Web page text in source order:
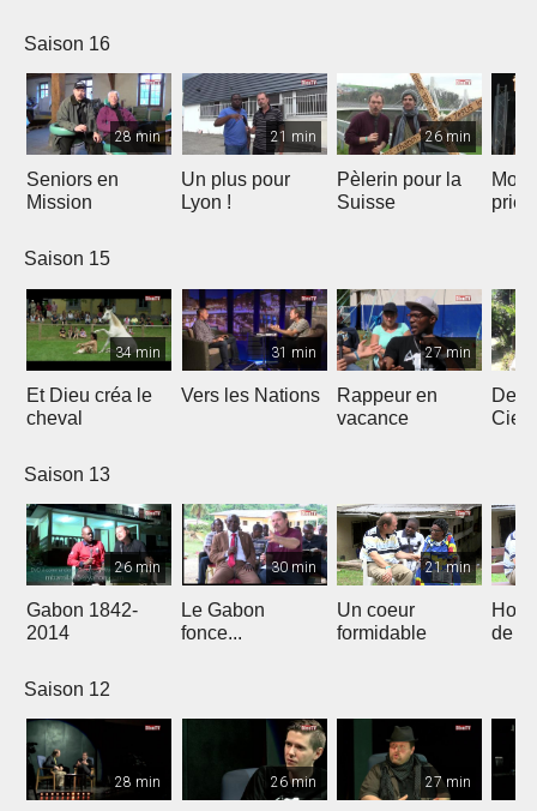
Saison 16
28 min
Seniors en
Mission
21 min
Un plus pour
Lyon !
26 min
Pèlerin pour la
Suisse
Saison 15
34 min
Et Dieu créa le
cheval
31 min
Vers les Nations
27 min
Rappeur en
vacance
Ciel
Saison 13
26 min
Gabon 1842-
2014
30 min
Le Gabon
fonce...
21 min
Un coeur
formidable
de
Saison 12
28 min 26 min 27 min